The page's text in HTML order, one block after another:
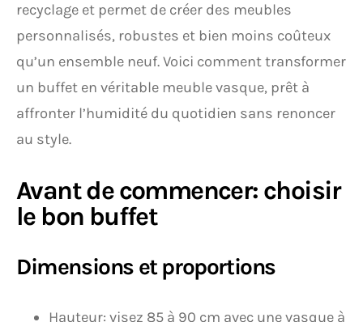
recyclage et permet de créer des meubles
personnalisés, robustes et bien moins coûteux
qu’un ensemble neuf. Voici comment transformer
un buffet en véritable meuble vasque, prêt à
affronter l’humidité du quotidien sans renoncer
au style.
Avant de commencer: choisir
le bon buffet
Dimensions et proportions
Hauteur: visez 85 à 90 cm avec une vasque à